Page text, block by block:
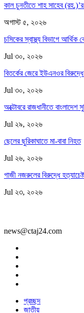
কাল চুনতীতে শাহ সাহেব
অগাস্ট ৫, ২০২৬
চসিকের স্বাস্থ্য বিভাগে আর্থিক
Jul ৩০, ২০২৬
বিতর্কের জেরে ইউএনওর
Jul ৩০, ২০২৬
অক্টোবরে রাজধানীতে
Jul ২৯, ২০২৬
ছেলের ছুরিকাঘাতে মা-বাবা নিহত
Jul ২৬, ২০২৬
গাজী নজরুলের বিরুদ্ধে
Jul ২৩, ২০২৬
news@ctaj24.com
প্রচ্ছদ
জাতীয়